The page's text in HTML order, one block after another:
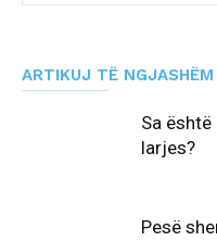
ARTIKUJ TË NGJASHËM
Sa
larjes?
Pesë